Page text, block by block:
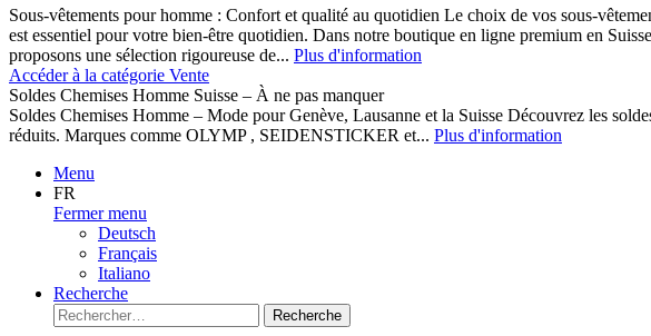
Sous-vêtements pour homme : Confort et qualité au quotidien Le choix de vos sous-
est essentiel pour votre bien-être quotidien. Dans notre boutique en ligne premium en
proposons une sélection rigoureuse de... Plus d'information
Accéder à la catégorie Vente
Soldes Chemises Homme Suisse – À ne pas manquer
Soldes Chemises Homme – Mode pour Genève, Lausanne et la Suisse Découvrez les
réduits. Marques comme OLYMP , SEIDENSTICKER et... Plus d'information
Menu
FR
Fermer menu
Deutsch
Français
Italiano
Recherche
Recherche